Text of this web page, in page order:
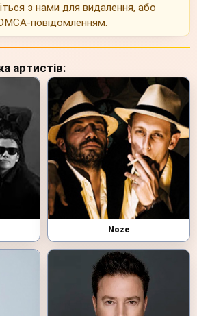
з нами для видалення, або
повідомленням.
артистів:
Noze